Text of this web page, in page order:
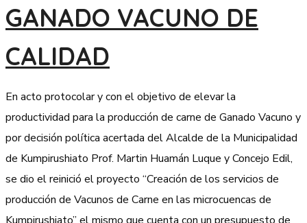
GANADO VACUNO DE
CALIDAD
En acto protocolar y con el objetivo de elevar la
productividad para la producción de carne de Ganado Vacuno y
por decisión política acertada del Alcalde de la Municipalidad
de Kumpirushiato Prof. Martin Huamán Luque y Concejo Edil,
se dio el reinició el proyecto “Creación de los servicios de
producción de Vacunos de Carne en las microcuencas de